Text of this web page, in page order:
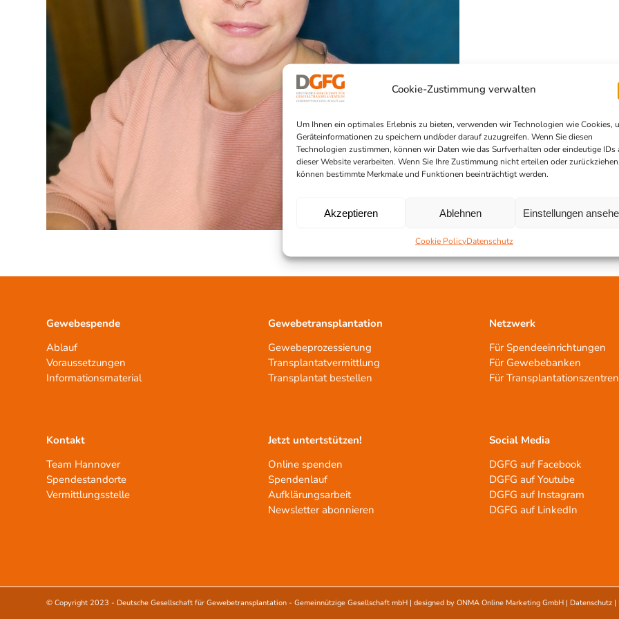
Cookie-Zustimmung verwalten
Um Ihnen ein optimales Erlebnis zu bieten, verwenden wir Technologien wie Cookies,
Geräteinformationen zu speichern und/oder darauf zuzugreifen. Wenn Sie diesen
Technologien zustimmen, können wir Daten wie das Surfverhalten oder eindeutige IDs
dieser Website verarbeiten. Wenn Sie Ihre Zustimmung nicht erteilen oder zurückziehen,
können bestimmte Merkmale und Funktionen beeinträchtigt werden.
Akzeptieren Ablehnen Einstellungen
Cookie PolicyDatenschutz
Gewebespende
Ablauf
Voraussetzungen
Informationsmaterial
Kontakt
Team Hannover
Spendestandorte
Vermittlungsstelle
Gewebetransplantation
Gewebeprozessierung
Transplantatvermittlung
Transplantat bestellen
Jetzt untertstützen!
Online spenden
Spendenlauf
Aufklärungsarbeit
Newsletter abonnieren
Netzwerk
Für Spendeeinrichtungen
Für Gewebebanken
Für Transplantationszentren
Social Media
DGFG auf Facebook
DGFG auf Youtube
DGFG auf Instagram
DGFG auf LinkedIn
© Copyright 2023 - Deutsche Gesellschaft für Gewebetransplantation - Gemeinnützige Gesellschaft mbH | designed by ONMA Online Marketing GmbH | Datenschutz |